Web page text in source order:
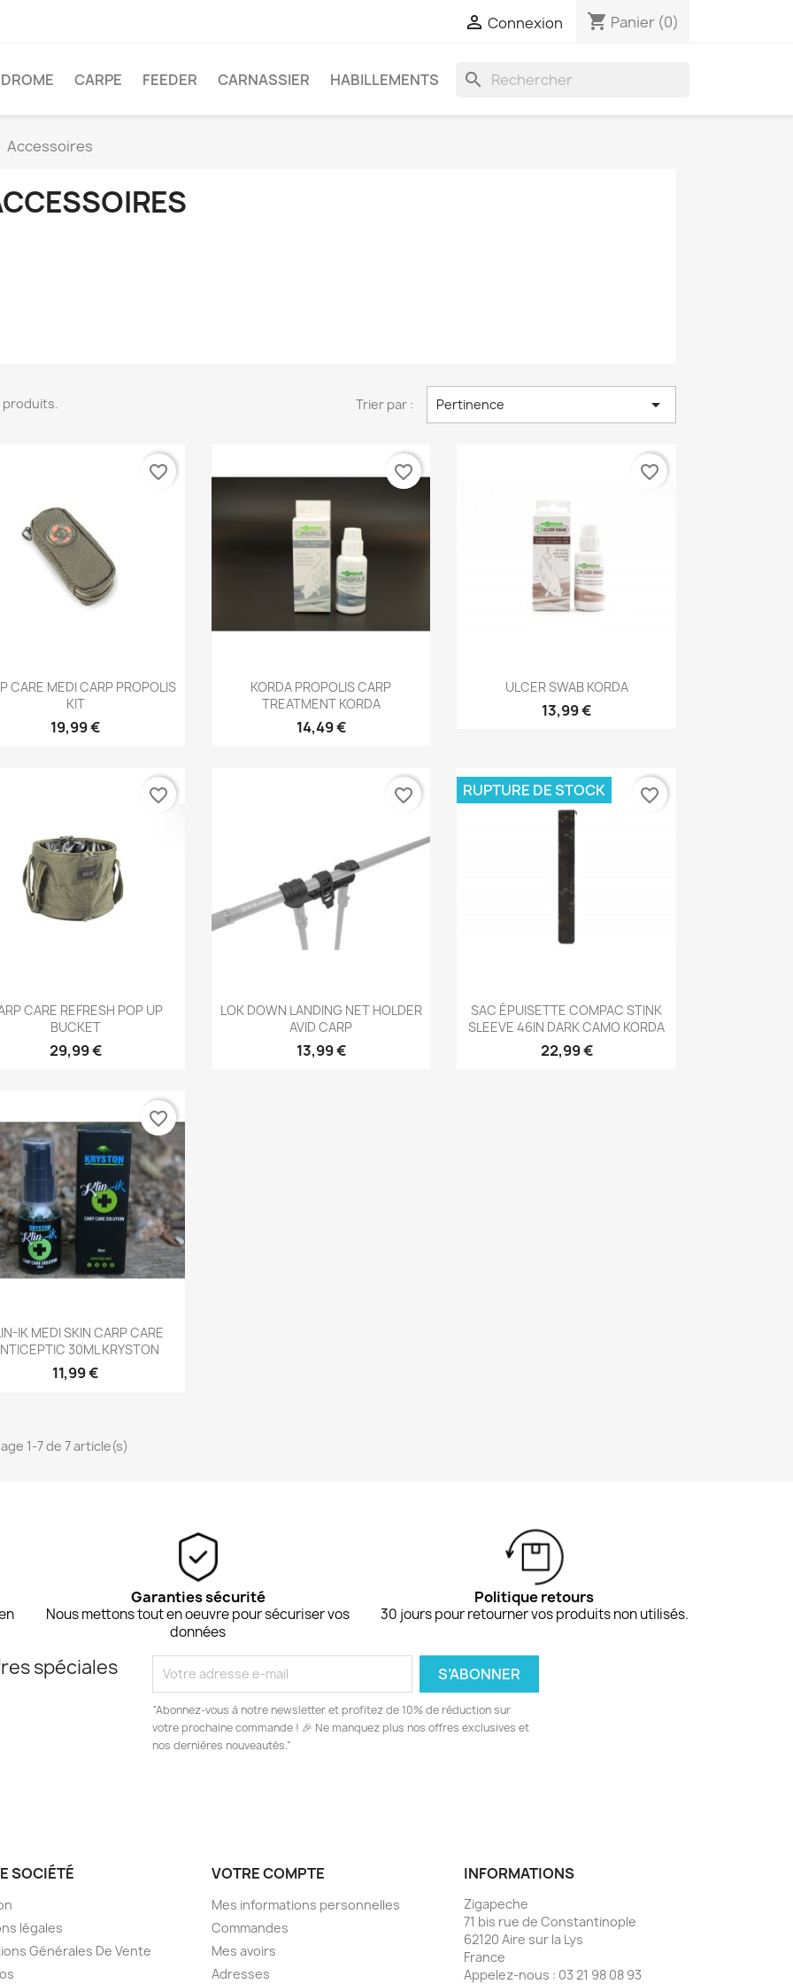
 Connexion shopping_cart Panier (0)
CARPE FEEDER CARNASSIER HABILLEMENTS search
Accessoires
produits. Trier par : Pertinence 
Aperçu rapide
CARE MEDI CARP PROPOLIS
KIT
19,99 €
favorite_border
Aperçu rapide
KORDA PROPOLIS CARP
TREATMENT KORDA
14,49 €
favorite_border
Aperçu rapide
ULCER SWAB KORDA
13,99 €
favorite_border
Aperçu rapide
CARE REFRESH POP UP
BUCKET
29,99 €
favorite_border
Aperçu rapide
LOK DOWN LANDING NET HOLDER
AVID CARP
13,99 €
favorite_border
Aperçu rapide
SAC ÉPUISETTE COMPAC STINK
SLEEVE 46IN DARK CAMO KORDA
22,99 €
RUPTURE DE STOCK favorite_border
Aperçu rapide
IK MEDI SKIN CARP CARE
30ML KRYSTON
11,99 €
favorite_border
1-7 de 7 article(s)
Garanties sécurité
Nous mettons tout en oeuvre pour sécuriser vos
données
Politique retours
30 jours pour retourner vos produits non utilisés.
spéciales
“Abonnez-vous à notre newsletter et profitez de 10% de réduction sur
votre prochaine commande ! 🎉 Ne manquez plus nos offres exclusives et
nos dernières nouveautés.”
SOCIÉTÉ
légales
Générales De Vente
VOTRE COMPTE
Mes informations personnelles
Commandes
Mes avoirs
Adresses
INFORMATIONS
Zigapeche
71 bis rue de Constantinople
62120 Aire sur la Lys
France
Appelez-nous : 03 21 98 08 93